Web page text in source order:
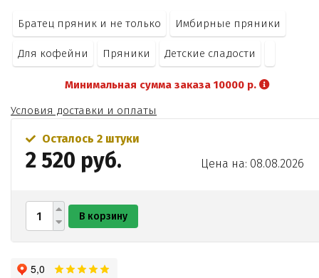
Братец пряник и не только Имбирные пряники
Для кофейни Пряники Детские сладости
Минимальная сумма заказа 10000 р.
Условия доставки и оплаты
Осталось 2 штуки
2 520 руб. Цена на: 08.08.2026
В корзину